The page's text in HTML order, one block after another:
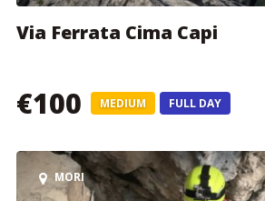
Via Ferrata Cima Capi
€100 MEDIUM FULL DAY
MORI